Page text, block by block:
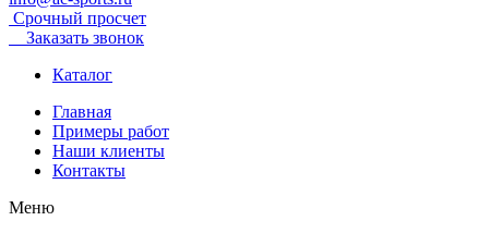
Срочный просчет
Заказать звонок
Каталог
Главная
Примеры работ
Наши клиенты
Контакты
Меню